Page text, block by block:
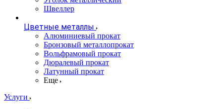
Швеллер
Цветные металлы
Алюминиевый прокат
Бронзовый металлопрокат
Вольфрамовый прокат
Дюралевый прокат
Латунный прокат
Еще
Услуги